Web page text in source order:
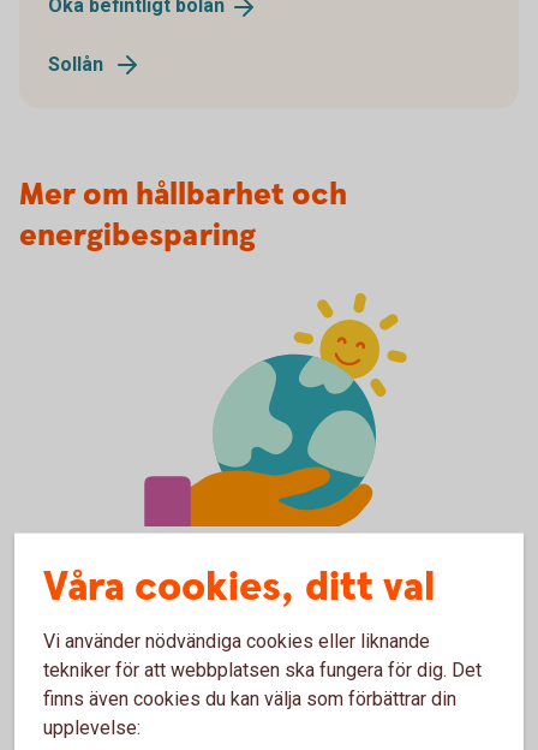
Öka befintligt bolån
Sollån
Mer om hållbarhet och
energibesparing
Vårt hållbarhetsarbete
etisk, miljömässig och ekonomisk hållbarhet.
Så jobbar vi för en bättreframtid
Våra cookies, ditt val
Vi använder nödvändiga cookies eller liknande
tekniker för att webbplatsen ska fungera för dig. Det
finns även cookies du kan välja som förbättrar din
upplevelse: